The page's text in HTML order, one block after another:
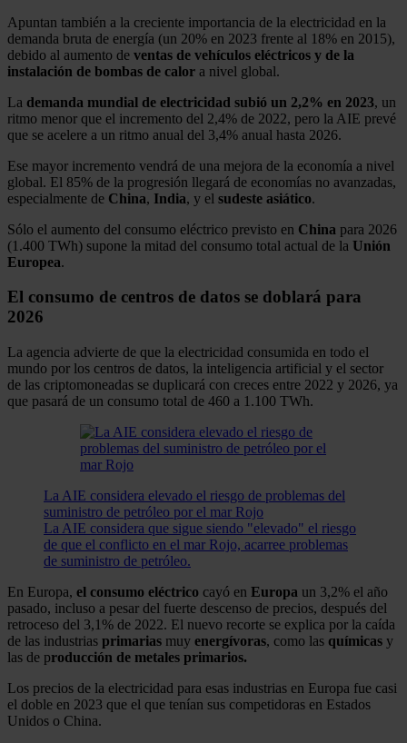
Apuntan también a la creciente importancia de la electricidad en la
demanda bruta de energía (un 20% en 2023 frente al 18% en 2015),
debido al aumento de ventas de vehículos eléctricos y de la
instalación de bombas de calor a nivel global.
La demanda mundial de electricidad subió un 2,2% en 2023, un
ritmo menor que el incremento del 2,4% de 2022, pero la AIE prevé
que se acelere a un ritmo anual del 3,4% anual hasta 2026.
Ese mayor incremento vendrá de una mejora de la economía a nivel
global. El 85% de la progresión llegará de economías no avanzadas,
especialmente de China, India, y el sudeste asiático.
Sólo el aumento del consumo eléctrico previsto en China para 2026
(1.400 TWh) supone la mitad del consumo total actual de la Unión
Europea.
El consumo de centros de datos se doblará para
2026
La agencia advierte de que la electricidad consumida en todo el
mundo por los centros de datos, la inteligencia artificial y el sector
de las criptomoneadas se duplicará con creces entre 2022 y 2026, ya
que pasará de un consumo total de 460 a 1.100 TWh.
La AIE considera elevado el riesgo de problemas del
suministro de petróleo por el mar Rojo
La AIE considera que sigue siendo "elevado" el riesgo
de que el conflicto en el mar Rojo, acarree problemas
de suministro de petróleo.
En Europa, el consumo eléctrico cayó en Europa un 3,2% el año
pasado, incluso a pesar del fuerte descenso de precios, después del
retroceso del 3,1% de 2022. El nuevo recorte se explica por la caída
de las industrias primarias muy energívoras, como las químicas y
las de producción de metales primarios.
Los precios de la electricidad para esas industrias en Europa fue casi
el doble en 2023 que el que tenían sus competidoras en Estados
Unidos o China.